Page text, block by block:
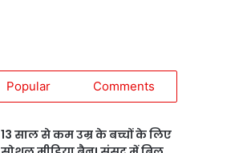
Popular Comments
13 साल से कम उम्र के बच्चों के लिए